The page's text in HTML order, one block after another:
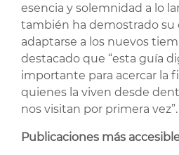
esencia y solemnidad a lo
también ha demostrado su
adaptarse a los nuevos
destacado que “esta guía
importante para acercar la
quienes la viven desde
nos visitan por primera vez”.
Publicaciones más